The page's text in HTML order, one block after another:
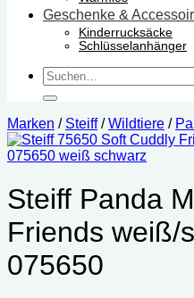
Geschenke &
Kinderrucksäcke
Schlüsselanhänger
Suchen
nach:
Marken / Steiff / Wildtiere /
Steiff Panda
Friends weiß/
075650